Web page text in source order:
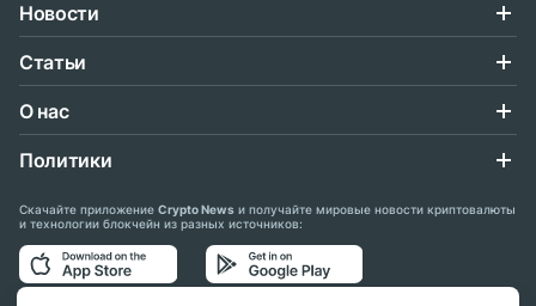
Новости
Статьи
О нас
Политики
Скачайте приложение Crypto News и получайте мировые новости криптовалюты
и технологии блокчейн из разных источников: